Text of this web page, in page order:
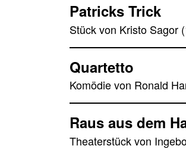
Patricks Trick
Stück von Kristo Sagor
Quartetto
Komödie von Ronald
Raus aus dem
Theaterstück von